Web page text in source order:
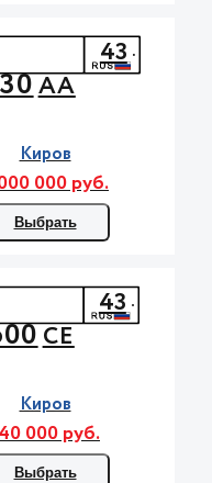
АА
43
Киров
000 руб.
Выбрать
СЕ
43
Киров
000 руб.
Выбрать